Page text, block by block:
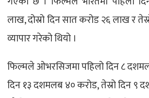
लाख, दोस्रो दिन सात करोड २६ लाख र
व्यापार गरेको थियो ।
फिल्मले ओभरसिजमा पहिलो दिन ८
दिन १३ दशमलब ४० करोड, तेस्रो दिन ९